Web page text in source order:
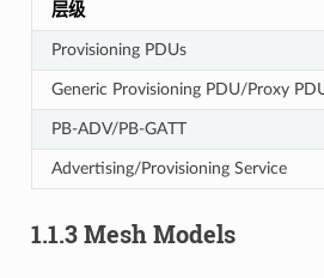
层级
Provisioning PDUs
Generic Provisioning PDU/Proxy
PB-ADV/PB-GATT
Advertising/Provisioning Service
1.1.3 Mesh Models